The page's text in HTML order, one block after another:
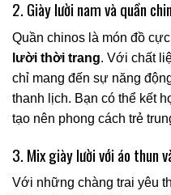
2. Giày lười nam và quần
Quần chinos là món đồ
lười thời trang. Với chất
chỉ mang đến sự năng
thanh lịch. Bạn có thể kết
tạo nên phong cách trẻ
3. Mix giày lười với áo thun
Với những chàng trai yêu